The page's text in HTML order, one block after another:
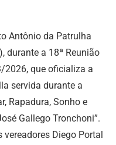
Antônio da Patrulha
durante a 18ª Reunião
2026, que oficializa a
servida durante a
Rapadura, Sonho e
Gallego Tronchoni”.
Diego Portal